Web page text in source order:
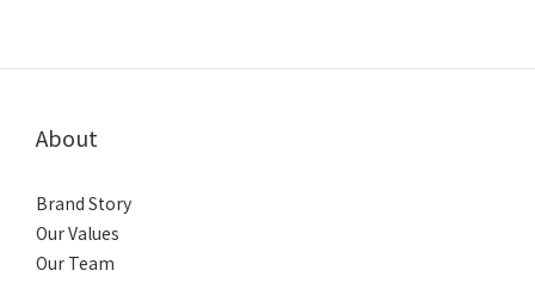
About
Brand Story
Our Values
Our Team